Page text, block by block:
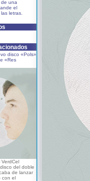
de una
el
letras.
disco «Pols»
«Res
del doble
de lanzar
con el